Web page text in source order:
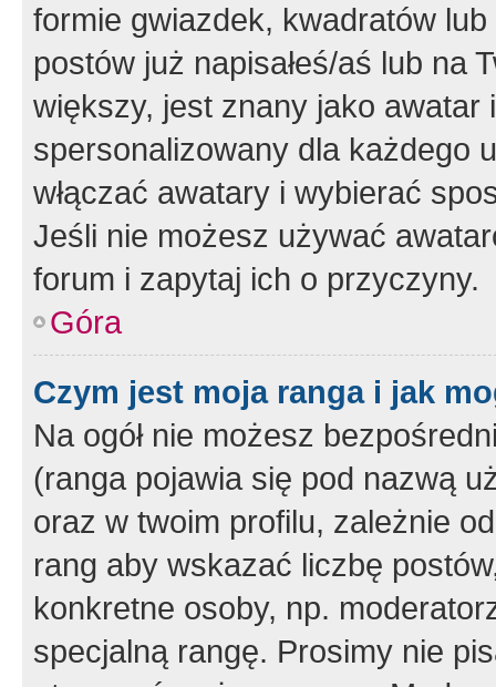
formie gwiazdek, kwadratów
postów już napisałeś/aś lub na
większy, jest znany jako
spersonalizowany dla każdego
włączać awatary i wybierać
Jeśli nie możesz używać
forum i zapytaj ich o przyczyny.
Góra
Czym jest moja ranga i jak
Na ogół nie możesz
(ranga pojawia się pod nazwą
oraz w twoim profilu, zależnie
rang aby wskazać liczbę
konkretne osoby, np.
specjalną rangę. Prosimy nie